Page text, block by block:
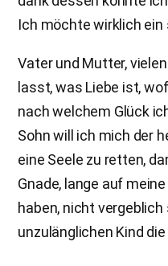
Ich möchte wirklich
Vater und Mutter,
lasst, was Liebe ist,
nach welchem Glück
Sohn will ich mich der
eine Seele zu retten,
Gnade, lange auf
haben, nicht
unzulänglichen Kind